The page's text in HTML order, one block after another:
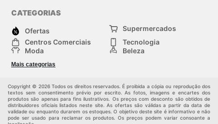
CATEGORIAS
Ofertas
Supermercados
Centros Comerciais
Tecnologia
Moda
Beleza
Construção e jardinagem
Mais categorias
Copyright © 2026 Todos os direitos reservados. É proibida a cópia ou reprodução dos
textos sem consentimento prévio por escrito. As fotos, imagens e encartes dos
produtos são apenas para fins ilustrativos. Os preços com desconto são obtidos de
distribuidores oficiais listados neste site. As ofertas são válidas a partir da data de
validade ou enquanto durarem os estoques. O objetivo deste site é informativo e não
pode ser usado para reclamar os produtos. Os preços podem variar consoante a